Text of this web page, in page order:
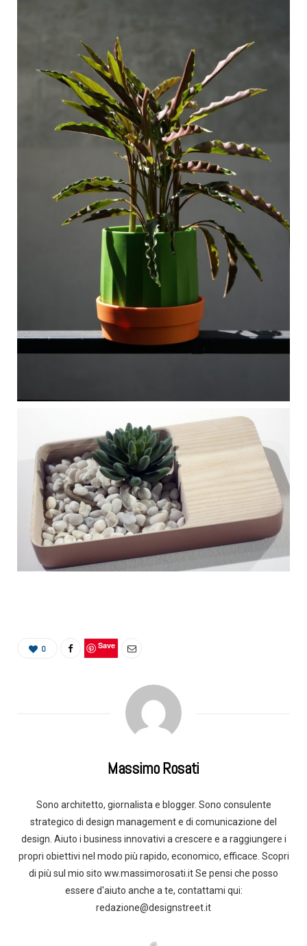
0 Save
Massimo Rosati
Sono architetto, giornalista e blogger. Sono consulente
strategico di design management e di comunicazione del
design. Aiuto i business innovativi a crescere e a raggiungere i
propri obiettivi nel modo più rapido, economico, efficace. Scopri
di più sul mio sito ww.massimorosati.it Se pensi che posso
essere d'aiuto anche a te, contattami qui:
redazione@designstreet.it